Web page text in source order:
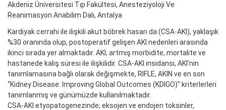
Akdeniz Üniversitesi Tıp Fakültesi, Anesteziyoloji Ve
Reanimasyon Anabilim Dalı, Antalya
Kardiyak cerrahi ile ilişkili akut böbrek hasarı da (CSA-AKI), yaklaşık
%30 oranında olup, postoperatif gelişen AKI nedenleri arasında
ikinci sırada yer almaktadır. AKI; artmış morbidite, mortalite ve
hastanede kalış süresi ile ilişkilidir. CSA-AKI insidansı, AKI’nin
tanımlamasına bağlı olarak değişmekte, RIFLE, AKIN ve en son
“Kidney Disease: Improving Global Outcomes (KDIGO)” kriterlerleri
tanımlanmış ve günümüzde kullanılmaktadır.
CSA-AKI etyopatogenezinde; eksojen ve endojen toksinler,